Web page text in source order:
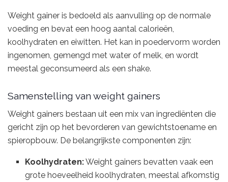
Weight gainer is bedoeld als aanvulling op de normale
voeding en bevat een hoog aantal calorieën,
koolhydraten en eiwitten. Het kan in poedervorm worden
ingenomen, gemengd met water of melk, en wordt
meestal geconsumeerd als een shake.
Samenstelling van weight gainers
Weight gainers bestaan ​​uit een mix van ingrediënten die
gericht zijn op het bevorderen van gewichtstoename en
spieropbouw. De belangrijkste componenten zijn:
Koolhydraten:Weight gainers bevatten vaak een
grote hoeveelheid koolhydraten, meestal afkomstig